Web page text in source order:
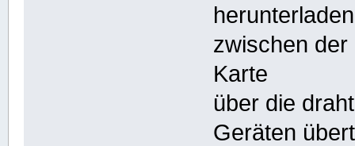
zwischen
Karte
über die
Geräten